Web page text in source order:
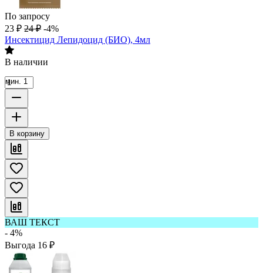
По запросу
23 ₽ 24 ₽ -4%
Инсектицид Лепидоцид (БИО), 4мл
В наличии
мин. 1
В корзину
ВАШ ТЕКСТ
- 4%
Выгода 16 ₽